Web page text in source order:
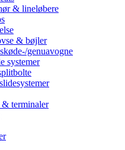
& lineløbere
& bøjler
genuavogne
systemer
& terminaler